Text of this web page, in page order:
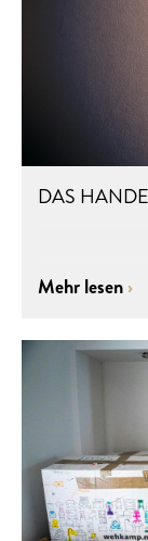
DAS
Mehr lesen